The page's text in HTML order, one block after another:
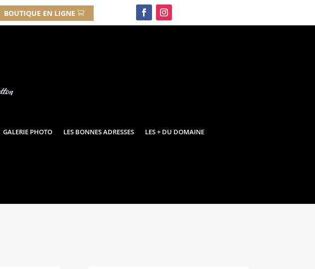
BOUTIQUE EN LIGNE
GALERIE PHOTO LES BONNES ADRESSES LES + DU DOMAINE